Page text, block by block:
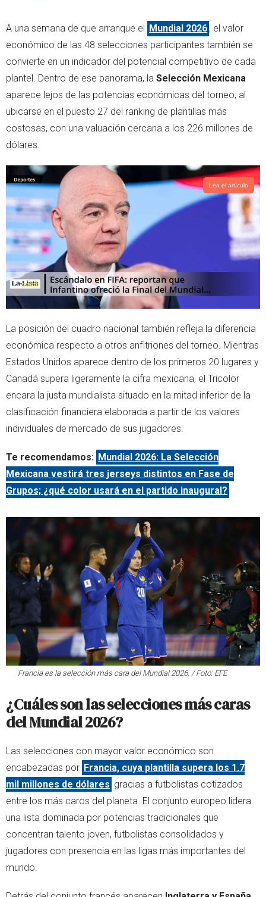
t
t
r
t
s
a
p
p
A una semana de que arranque el Mundial 2026 , el valor
económico de las 48 selecciones participantes también se
convierte en un indicador del potencial competitivo de cada
plantel. Dentro de ese panorama, la Selección Mexicana
aparece lejos de las potencias económicas del torneo, al
ubicarse en el puesto 27 del ranking de plantillas más
costosas, con una valuación cercana a los 226 millones de
dólares.
Lea el artículo
La posición del cuadro nacional también refleja la diferencia
económica respecto a otros anfitriones del torneo. Mientras
Estados Unidos aparece dentro de los primeros 20 lugares y
Canadá supera ligeramente la cifra mexicana, el Tricolor
encara la justa mundialista situado en la mitad inferior de la
clasificación financiera elaborada a partir de los valores
individuales de mercado de sus jugadores.
Te recomendamos: Mundial 2026: La Selección
Mexicana vestirá tres jerseys distintos en Fase de
Grupos; ¿qué color usará en el partido inaugural?
Francia es la selección más cara del Mundial 2026. / Foto: EFE
¿Cuáles son las selecciones más caras
del Mundial 2026?
Las selecciones con mayor valor económico son
encabezadas por Francia, cuya plantilla supera los 1.7
mil millones de dólares gracias a futbolistas cotizados
entre los más caros del planeta. El conjunto europeo lidera
una lista dominada por potencias tradicionales que
concentran talento joven, futbolistas consolidados y
jugadores con presencia en las ligas más importantes del
mundo.